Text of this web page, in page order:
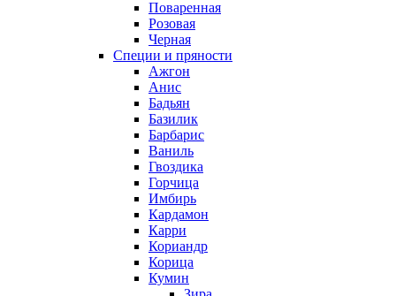
Поваренная
Розовая
Черная
Специи и пряности
Ажгон
Анис
Бадьян
Базилик
Барбарис
Ваниль
Гвоздика
Горчица
Имбирь
Кардамон
Карри
Кориандр
Корица
Кумин